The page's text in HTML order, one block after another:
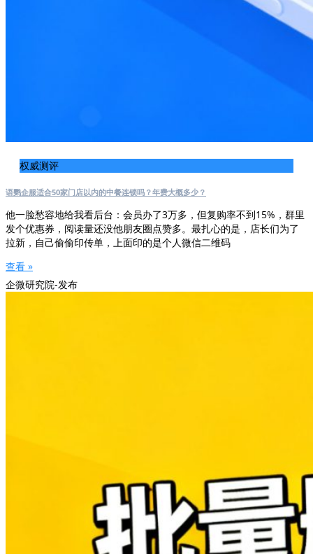
权威测评
语鹦企服适合50家门店以内的中餐连锁吗？年费大概多少？
他一脸愁容地给我看后台：会员办了3万多，但复购率不到15%，群里
发个优惠券，阅读量还没他朋友圈点赞多。最扎心的是，店长们为了
拉新，自己偷偷印传单，上面印的是个人微信二维码
查看 »
企微研究院-发布